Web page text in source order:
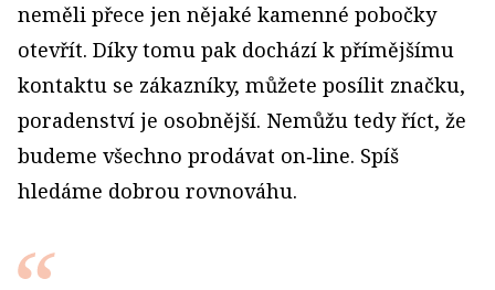
neměli přece jen nějaké kamenné pobočky
otevřít. Díky tomu pak dochází k přímějšímu
kontaktu se zákazníky, můžete posílit značku,
poradenství je osobnější. Nemůžu tedy říct, že
budeme všechno prodávat on‑line. Spíš
hledáme dobrou rovnováhu.